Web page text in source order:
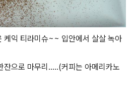
케익 티라미슈~~ 입안에서 살살 녹아
잔으로 마무리.....(커피는 아메리카노